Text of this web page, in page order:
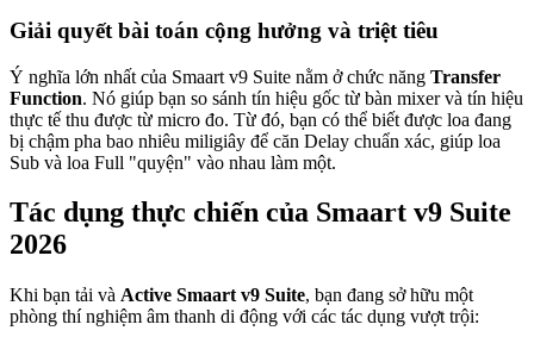
Giải quyết bài toán cộng hưởng và triệt tiêu
Ý nghĩa lớn nhất của Smaart v9 Suite nằm ở chức năng Transfer
Function. Nó giúp bạn so sánh tín hiệu gốc từ bàn mixer và tín hiệu
thực tế thu được từ micro đo. Từ đó, bạn có thể biết được loa đang
bị chậm pha bao nhiêu miligiây để căn Delay chuẩn xác, giúp loa
Sub và loa Full "quyện" vào nhau làm một.
Tác dụng thực chiến của Smaart v9 Suite
2026
Khi bạn tải và Active Smaart v9 Suite, bạn đang sở hữu một
phòng thí nghiệm âm thanh di động với các tác dụng vượt trội: